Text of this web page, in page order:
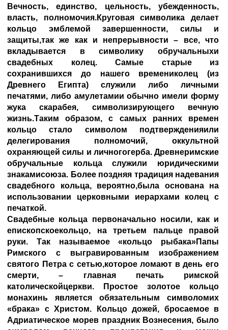
Вечность, единство, цельность, убежденность,
власть, полномочия.Круговая символика делает
кольцо эмблемой завершенности, силы и
защиты,так же как и непрерывности – все, что
вкладывается в символику обручальныхи
свадебных колец. Самые старые из
сохранившихся до нашего времениколец (из
Древнего Египта) служили либо личными
печатями, либо амулетамии обычно имели форму
жука скарабея, символизирующего вечную
жизнь.Таким образом, с самых ранних времен
кольцо стало символом подтвержденияили
делегирования полномочий, оккультной
охраняющей силы и личногогерба. Древнеримские
обручальные кольца служили юридическими
знакамисоюза. Более поздняя традиция надевания
свадебного кольца, вероятно,была основана на
использовании церковными иерархами колец с
печаткой.
Свадебные кольца первоначально носили, как и
епископскоекольцо, на третьем пальце правой
руки. Так называемое «кольцо рыбака»Папы
Римского с выгравированным изображением
святого Петра с сетью,которое ломают в день его
смерти, – главная печать римской
католическойцеркви. Простое золотое кольцо
монахинь является обязательным символомих
«брака» с Христом. Кольцо дожей, бросаемое в
Адриатическое морев праздник Вознесения, было